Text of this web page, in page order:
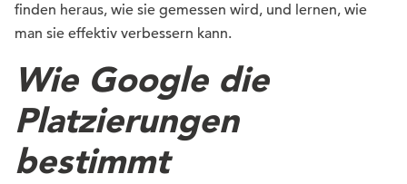
finden heraus, wie sie gemessen wird, und lernen, wie
man sie effektiv verbessern kann.
Wie Google die
Platzierungen
bestimmt